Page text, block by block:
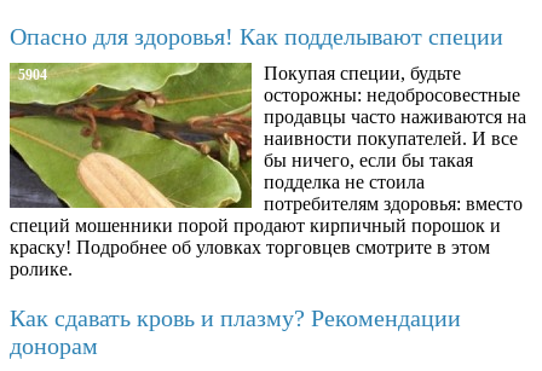
Опасно для здоровья! Как подделывают специи
5904
Покупая специи, будьте
осторожны: недобросовестные
продавцы часто наживаются на
наивности покупателей. И все
бы ничего, если бы такая
подделка не стоила
потребителям здоровья: вместо
специй мошенники порой продают кирпичный порошок и
краску! Подробнее об уловках торговцев смотрите в этом
ролике.
Как сдавать кровь и плазму? Рекомендации
донорам